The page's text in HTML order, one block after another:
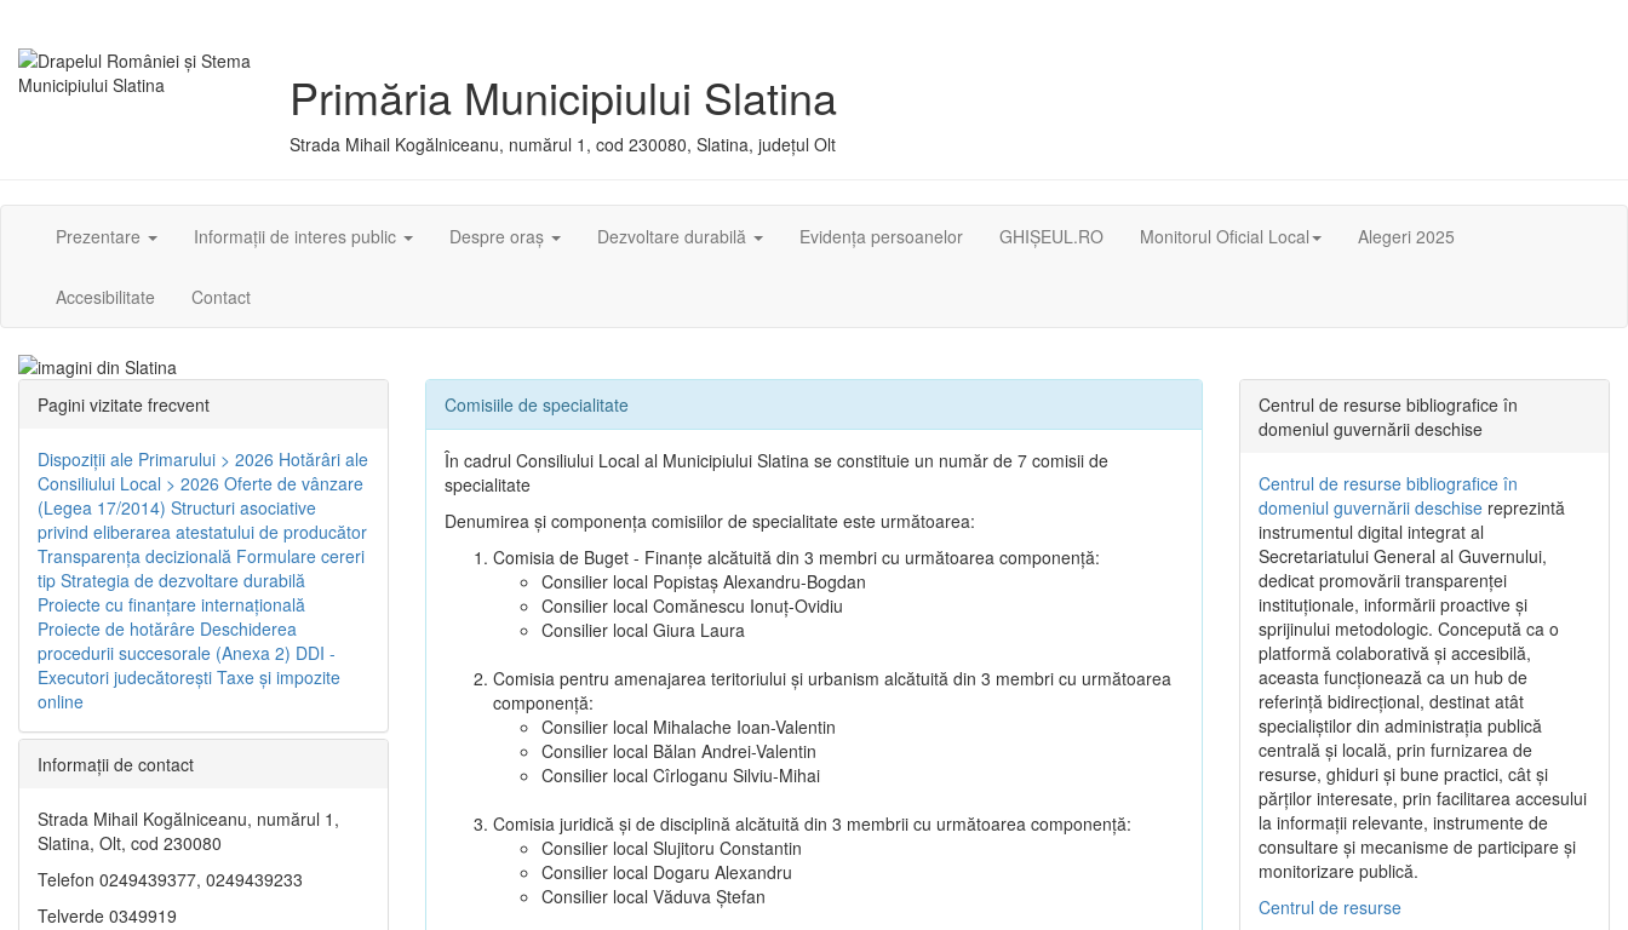
Primăria Municipiului Slatina
Strada Mihail Kogălniceanu, numărul 1, cod 230080, Slatina, județul Olt
Prezentare Informații de interes public Despre oraș Dezvoltare durabilă Evidența persoanelor GHIȘEUL.RO Monitorul Oficial Local Alegeri 2025
Accesibilitate Contact
Comisiile de specialitate
În cadrul Consiliului Local al Municipiului Slatina se constituie un număr de 7 comisii de
specialitate
Denumirea şi componenţa comisiilor de specialitate este următoarea:
Comisia de Buget - Finanţe alcătuită din 3 membri cu următoarea componenţă:
Consilier local Popistaș Alexandru-Bogdan
Consilier local Comănescu Ionuț-Ovidiu
Consilier local Giura Laura
Comisia pentru amenajarea teritoriului şi urbanism alcătuită din 3 membri cu următoarea
componenţă:
Consilier local Mihalache Ioan-Valentin
Consilier local Bălan Andrei-Valentin
Consilier local Cîrloganu Silviu-Mihai
Comisia juridică şi de disciplină alcătuită din 3 membrii cu următoarea componenţă:
Consilier local Slujitoru Constantin
Consilier local Dogaru Alexandru
Consilier local Văduva Ștefan
Pagini vizitate frecvent
Dispoziţii ale Primarului > 2026 Hotărâri ale
Consiliului Local > 2026 Oferte de vânzare
(Legea 17/2014) Structuri asociative
privind eliberarea atestatului de producător
Transparenţa decizională Formulare cereri
tip Strategia de dezvoltare durabilă
Proiecte cu finanţare internaţională
Proiecte de hotărâre Deschiderea
procedurii succesorale (Anexa 2) DDI -
Executori judecătorești Taxe şi impozite
online
Informaţii de contact
Strada Mihail Kogălniceanu, numărul 1,
Slatina, Olt, cod 230080
Telefon 0249439377, 0249439233
Telverde 0349919
Centrul de resurse bibliografice în
domeniul guvernării deschise
Centrul de resurse bibliografice în
domeniul guvernării deschise reprezintă
instrumentul digital integrat al
Secretariatului General al Guvernului,
dedicat promovării transparenței
instituționale, informării proactive și
sprijinului metodologic. Concepută ca o
platformă colaborativă și accesibilă,
aceasta funcționează ca un hub de
referință bidirecțional, destinat atât
specialiștilor din administrația publică
centrală și locală, prin furnizarea de
resurse, ghiduri și bune practici, cât și
părților interesate, prin facilitarea accesului
la informații relevante, instrumente de
consultare și mecanisme de participare și
monitorizare publică.
Centrul de resurse